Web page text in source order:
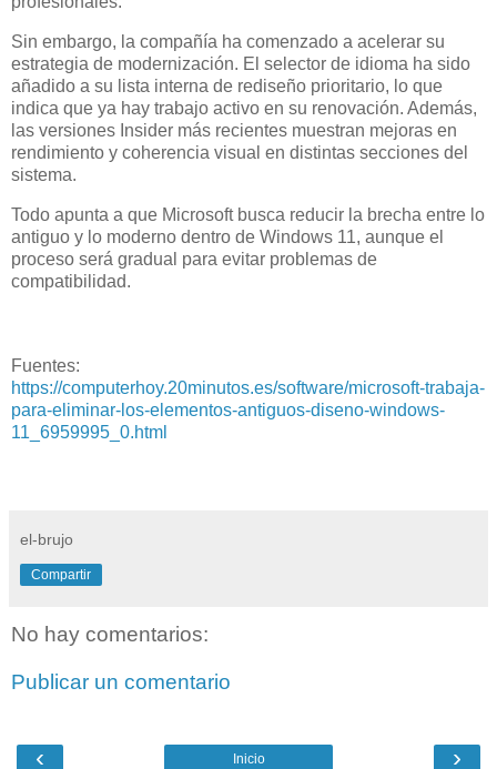
Sin embargo, la compañía ha comenzado a acelerar su
estrategia de modernización. El selector de idioma ha sido
añadido a su lista interna de rediseño prioritario, lo que
indica que ya hay trabajo activo en su renovación. Además,
las versiones Insider más recientes muestran mejoras en
rendimiento y coherencia visual en distintas secciones del
sistema.
Todo apunta a que Microsoft busca reducir la brecha entre lo
antiguo y lo moderno dentro de Windows 11, aunque el
proceso será gradual para evitar problemas de
compatibilidad.
Fuentes:
https://computerhoy.20minutos.es/software/microsoft-trabaja-
para-eliminar-los-elementos-antiguos-diseno-windows-
11_6959995_0.html
el-brujo
Compartir
No hay comentarios:
Publicar un comentario
‹ ›
Inicio